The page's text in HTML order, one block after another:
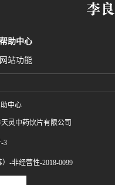
帮助中心
网站功能
中心
天灵中药饮片有限公司
3
-非经营性-2018-0099